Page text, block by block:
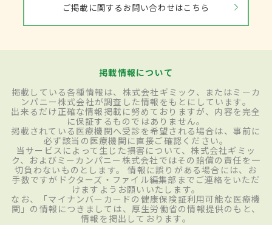
ご掲載に関するお問い合わせはこちら
掲載情報について
掲載している各種情報は、株式会社ギミック、またはミーカ
ンパニー株式会社が調査した情報をもとにしています。
出来るだけ正確な情報掲載に努めておりますが、内容を完全
に保証するものではありません。
掲載されている医療機関へ受診を希望される場合は、事前に
必ず該当の医療機関に直接ご確認ください。
当サービスによって生じた損害について、株式会社ギミッ
ク、およびミーカンパニー株式会社ではその賠償の責任を一
切負わないものとします。 情報に誤りがある場合には、お
手数ですがドクターズ・ファイル編集部までご連絡をいただ
けますようお願いいたします。
なお、「マイナンバーカードの健康保険証利用可能な医療機
関」の情報につきましては、厚生労働省の情報提供のもと、
情報を掲出しております。